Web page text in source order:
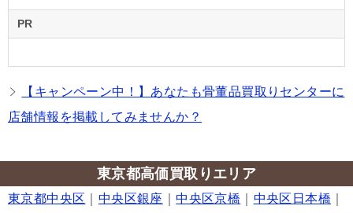
PR
【キャンペーン中！】あなたも骨董品買取りセンターに
店舗情報を掲載してみませんか？
東京都高価買取りエリア
東京都中央区 中央区銀座 ｜中央区京橋 中央区日本橋